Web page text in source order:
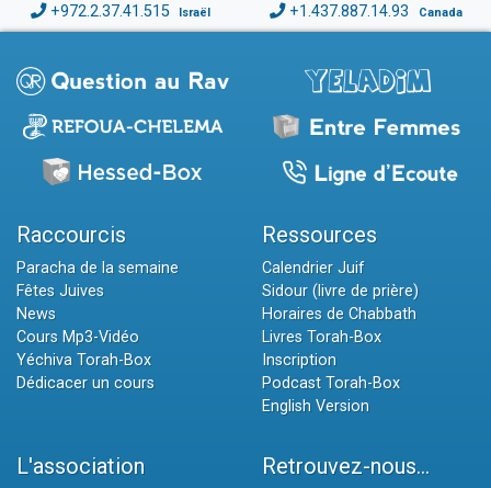
+972.2.37.41.515 Israël +1.437.887.14.93 Canada
Raccourcis
Paracha de la semaine
Fêtes Juives
News
Cours Mp3-Vidéo
Yéchiva Torah-Box
Dédicacer un cours
Ressources
Calendrier Juif
Sidour (livre de prière)
Horaires de Chabbath
Livres Torah-Box
Inscription
Podcast Torah-Box
English Version
L'association Retrouvez-nous...